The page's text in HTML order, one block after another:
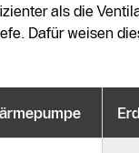
als die
Dafür weisen